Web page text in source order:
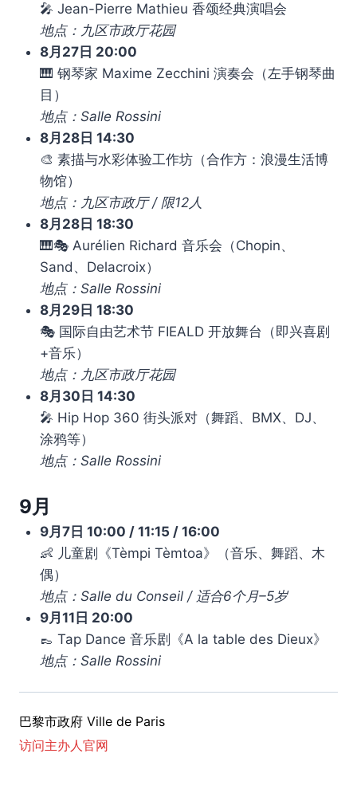
🎤 Jean-Pierre Mathieu 香颂经典演唱会
地点：九区市政厅花园
8月27日 20:00
🎹 钢琴家 Maxime Zecchini 演奏会（左手钢琴曲
目）
地点：Salle Rossini
8月28日 14:30
🎨 素描与水彩体验工作坊（合作方：浪漫生活博
物馆）
地点：九区市政厅 / 限12人
8月28日 18:30
🎹🎭 Aurélien Richard 音乐会（Chopin、
Sand、Delacroix）
地点：Salle Rossini
8月29日 18:30
🎭 国际自由艺术节 FIEALD 开放舞台（即兴喜剧
+音乐）
地点：九区市政厅花园
8月30日 14:30
🎤 Hip Hop 360 街头派对（舞蹈、BMX、DJ、
涂鸦等）
地点：Salle Rossini
9月
9月7日 10:00 / 11:15 / 16:00
👶 儿童剧《Tèmpi Tèmtoa》（音乐、舞蹈、木
偶）
地点：Salle du Conseil / 适合6个月–5岁
9月11日 20:00
👞 Tap Dance 音乐剧《A la table des Dieux》
地点：Salle Rossini
巴黎市政府 Ville de Paris
访问主办人官网